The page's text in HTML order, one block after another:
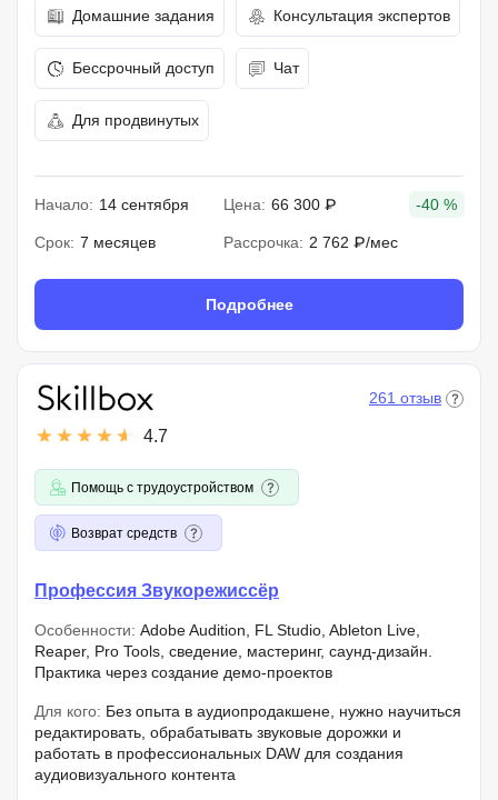
Домашние задания Консультация экспертов
Бессрочный доступ Чат
Для продвинутых
Начало: 14 сентября Цена: 66 300 ₽ -40 %
Срок: 7 месяцев Рассрочка: 2 762 ₽/мес
Подробнее
4.7
261 отзыв
Помощь с трудоустройством
Возврат средств
Профессия Звукорежиссёр
Особенности: Adobe Audition, FL Studio, Ableton Live,
Reaper, Pro Tools, сведение, мастеринг, саунд-дизайн.
Практика через создание демо-проектов
Для кого: Без опыта в аудиопродакшене, нужно научиться
редактировать, обрабатывать звуковые дорожки и
работать в профессиональных DAW для создания
аудиовизуального контента